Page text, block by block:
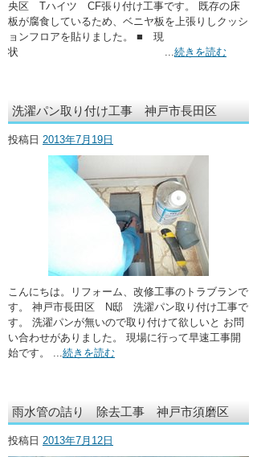
央区 Tハイツ CF張り付け工事です。 既存の床
板が腐食しているため、ベニヤ板を上張りしクッシ
ョンフロアを貼りました。 ■ 現
状 ... 続きを読む
洗濯パン取り付け工事 神戸市長田区
投稿日 2013年7月19日
こんにちは。リフォーム、改修工事のトラブランで
す。 神戸市長田区 N邸 洗濯パン取り付け工事で
す。 洗濯パンが無いので取り付けて欲しいと お問
い合わせがありました。 現場に行って早速工事開
始です。 ... 続きを読む
雨水管の詰り 除去工事 神戸市須磨区
投稿日 2013年7月12日